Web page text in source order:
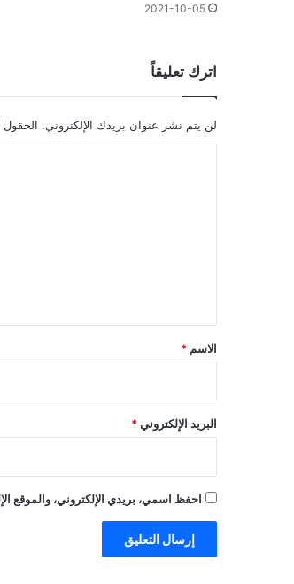
2021-10-05
اترك تعليقاً
لن يتم نشر عنوان بريدك الإلكتروني. الحقول
*
الاسم *
البريد الإلكتروني *
احفظ اسمي، بريدي الإلكتروني، والموقع